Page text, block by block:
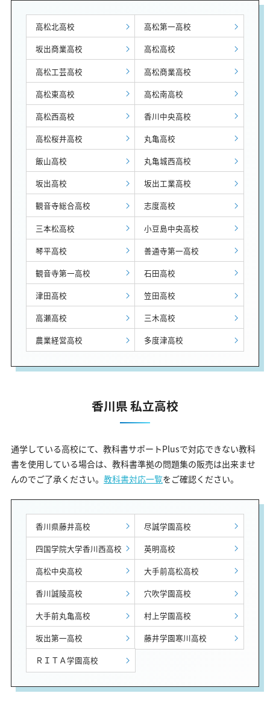
高松北高校
高松第一高校
坂出商業高校
高松高校
高松工芸高校
高松商業高校
高松東高校
高松南高校
高松西高校
香川中央高校
高松桜井高校
丸亀高校
飯山高校
丸亀城西高校
坂出高校
坂出工業高校
観音寺総合高校
志度高校
三本松高校
小豆島中央高校
琴平高校
善通寺第一高校
観音寺第一高校
石田高校
津田高校
笠田高校
高瀬高校
三木高校
農業経営高校
多度津高校
香川県 私立高校
通学している高校にて、教科書サポートPlusで対応できない教科
書を使用している場合は、教科書準拠の問題集の販売は出来ませ
んのでご了承ください。 教科書対応一覧をご確認ください。
香川県藤井高校
尽誠学園高校
四国学院大学香川西高校
英明高校
高松中央高校
大手前高松高校
香川誠陵高校
穴吹学園高校
大手前丸亀高校
村上学園高校
坂出第一高校
藤井学園寒川高校
ＲＩＴＡ学園高校